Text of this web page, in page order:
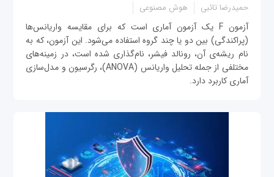
حمیدرضا تائبی هوش مصنوعی
آزمون F یک آزمون آماری است که برای مقایسه واریانس‌ها
(پراکندگی) بین دو یا چند گروه استفاده می‌شود. این آزمون، که به
نام ریشه‌ی آن، رونالد فیشر، نام‌گذاری شده است، در زمینه‌های
مختلفی از جمله تحلیل واریانس (ANOVA)، رگرسیون و مدل‌سازی
آماری کاربرد دارد.